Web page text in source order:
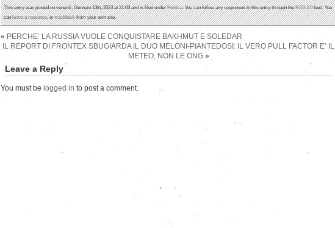
This entry was posted on venerdì, Gennaio 13th, 2023 at 21:03 and is filed underPolitica. You can follow any responses to this entry through theRSS 2.0feed. You
canleave a response, ortrackbackfrom your own site.
« PERCHE’ LA RUSSIA VUOLE CONQUISTARE BAKHMUT E SOLEDAR
IL REPORT DI FRONTEX SBUGIARDA IL DUO MELONI-PIANTEDOSI: IL VERO PULL FACTOR E’ IL
METEO, NON LE ONG»
Leave a Reply
You must be logged in to post a comment.